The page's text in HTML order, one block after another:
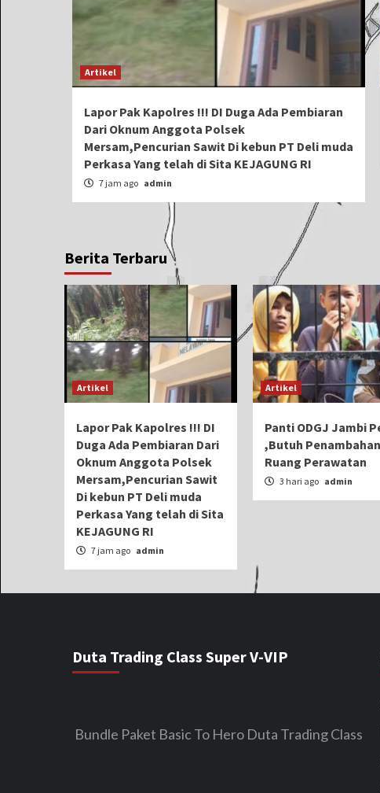
Artikel
Lapor Pak Kapolres !!! DI Duga Ada Pembiaran
Dari Oknum Anggota Polsek
Mersam,Pencurian Sawit Di kebun PT Deli muda
Perkasa Yang telah di Sita KEJAGUNG RI
7 jam ago admin
Berita Terbaru
Artikel
Lapor Pak Kapolres !!! DI
Duga Ada Pembiaran Dari
Oknum Anggota Polsek
Mersam,Pencurian Sawit
Di kebun PT Deli muda
Perkasa Yang telah di Sita
KEJAGUNG RI
7 jam ago admin
Artikel
Panti ODGJ Jambi
,Butuh Penambahan
Ruang Perawatan
3 hari ago admin
Duta Trading Class Super V-VIP
Bundle Paket Basic To Hero Duta Trading Class